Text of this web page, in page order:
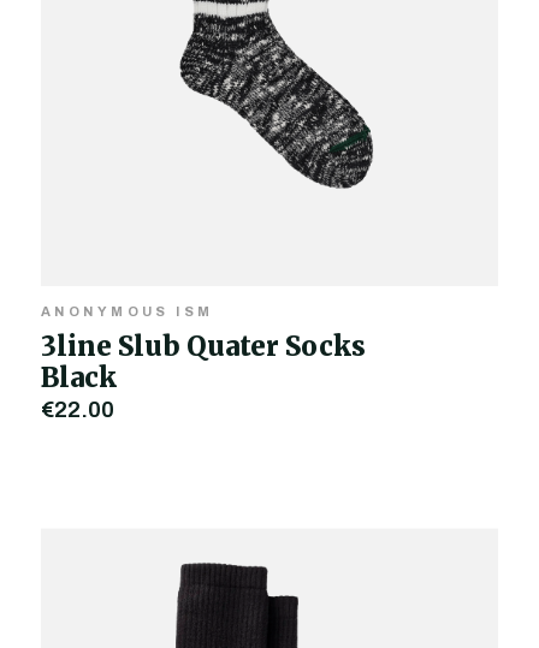
ANONYMOUS ISM
3line Slub Quater Socks
Black
€22,00